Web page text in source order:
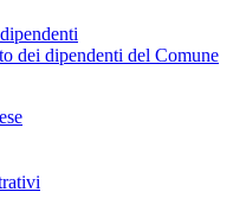
dei dipendenti del Comune